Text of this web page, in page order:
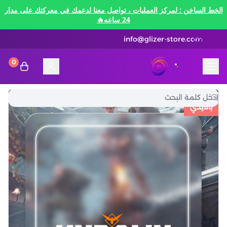
الخط الساخن : لمركز العمليات ، تواصل معنا لدعمك في معركتك على مدار
24 ساعه🔥
info@glizer-store.com
قلايزر ستور | Glizer Store
تقسيط
تقسيط
تقسيط نيفرنيس تو ايفرنيس Neverness to
Everness
تقسيط سوا بلاي
منصات الألعاب
منصات الألعاب
هونكاي امباكت Honkai Impact
متاجر رقمية
متاجر رقمية
الاتصالات والبيانات
0
بالايدي